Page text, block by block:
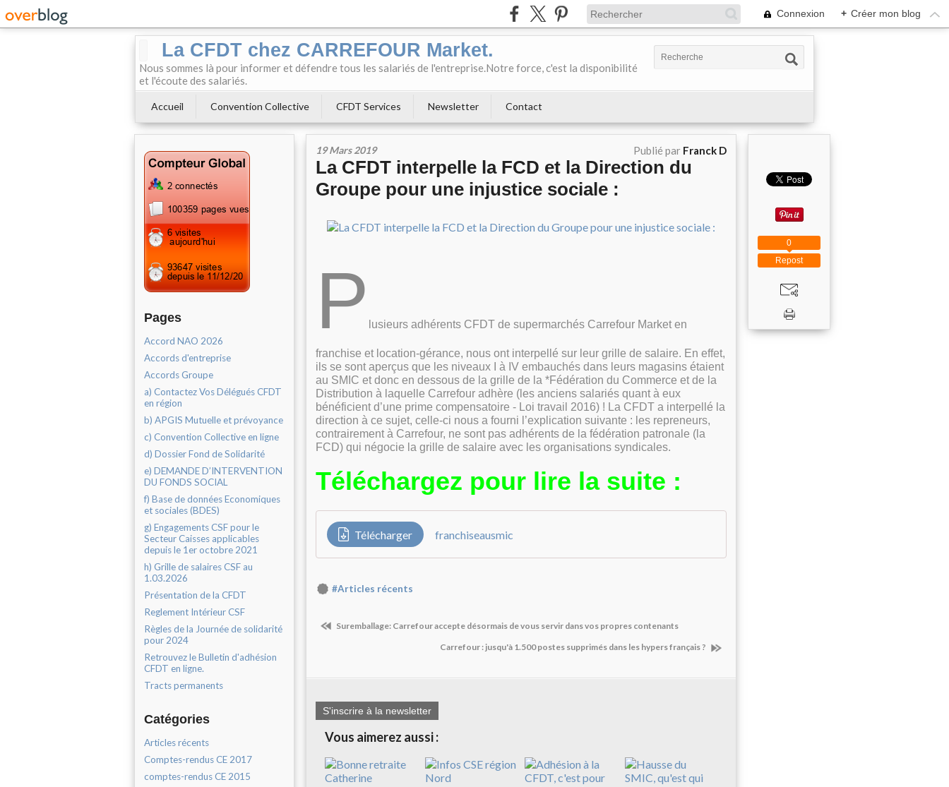
Connexion + Créer mon blog
La CFDT chez CARREFOUR Market.
Nous sommes là pour informer et défendre tous les salariés de l'entreprise.Notre force, c'est la disponibilité
et l'écoute des salariés.
Accueil Convention Collective CFDT Services Newsletter Contact
Pages
Accord NAO 2026
Accords d'entreprise
Accords Groupe
a) Contactez Vos Délégués CFDT
en région
b) APGIS Mutuelle et prévoyance
c) Convention Collective en ligne
d) Dossier Fond de Solidarité
e) DEMANDE D’INTERVENTION
DU FONDS SOCIAL
f) Base de données Economiques
et sociales (BDES)
g) Engagements CSF pour le
Secteur Caisses applicables
depuis le 1er octobre 2021
h) Grille de salaires CSF au
1.03.2026
Présentation de la CFDT
Reglement Intérieur CSF
Règles de la Journée de solidarité
pour 2024
Retrouvez le Bulletin d'adhésion
CFDT en ligne.
Tracts permanents
Catégories
Articles récents
Comptes-rendus CE 2017
comptes-rendus CE 2015
19 Mars 2019 Publié par Franck D
La CFDT interpelle la FCD et la Direction du
Groupe pour une injustice sociale :
P lusieurs adhérents CFDT de supermarchés Carrefour Market en
franchise et location‐gérance, nous ont interpellé sur leur grille de sa laire. En effet,
ils se sont aperçus que les niveaux I à IV embauchés dans leurs magasins étaient
au SMIC et donc en dessous de la grille de la *Fédération du Commerce etde la
Distribution à laquelle Carrefour adhère (les anciens salariés quant à eux
bénéficientd’une prime compensatoire ‐ Loi travail 2016) ! La CFDT a interpellé la
direction à ce sujet, celle‐ci nous a fourni l’explication suivante : les repreneurs,
contrairement à Carrefour, ne sont pas adhérents de la fédération patronale (la
FCD) qui négocie la grille de salaire avec les organisations syndicales.
Téléchargez pour lire la suite :
Télécharger franchiseausmic
#Articles récents
Suremballage: Carrefour accepte désormais de vous servir dans vos propres contenants
Carrefour : jusqu'à 1.500 postes supprimés dans les hypers français ?
S'inscrire à la newsletter
Vous aimerez aussi :
Repost
0